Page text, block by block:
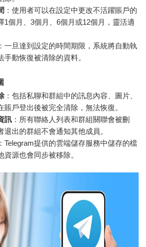
：使用者可以在設定中更改不活躍賬戶的
1個月、3個月、6個月或12個月，靈活適
：一旦達到設定的時間期限，系統將自動執
手動恢復被清除的資料。
：包括私聊和群組中的訊息內容、圖片、
賬戶登出後被完全清除，無法恢復。
訊 ：所有聯絡人列表和群組關聯會被刪
退出的群組不會通知其他成員。
：Telegram提供的雲端儲存服務中儲存的檔
資源也會同步被移除。